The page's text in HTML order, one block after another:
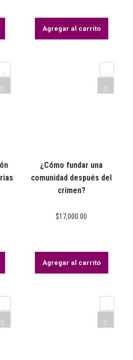
Agregar al carrito
¿Cómo fundar una
comunidad después del
crimen?
$17,000.00
Agregar al carrito